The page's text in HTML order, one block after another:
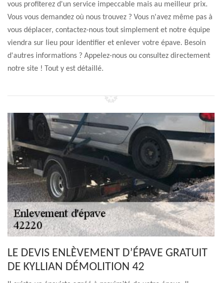
vous profiterez d'un service impeccable mais au meilleur prix.
Vous vous demandez où nous trouvez ? Vous n'avez même pas à
vous déplacer, contactez-nous tout simplement et notre équipe
viendra sur lieu pour identifier et enlever votre épave. Besoin
d'autres informations ? Appelez-nous ou consultez directement
notre site ! Tout y est détaillé.
LE DEVIS ENLÈVEMENT D’ÉPAVE GRATUIT
DE KYLLIAN DÉMOLITION 42